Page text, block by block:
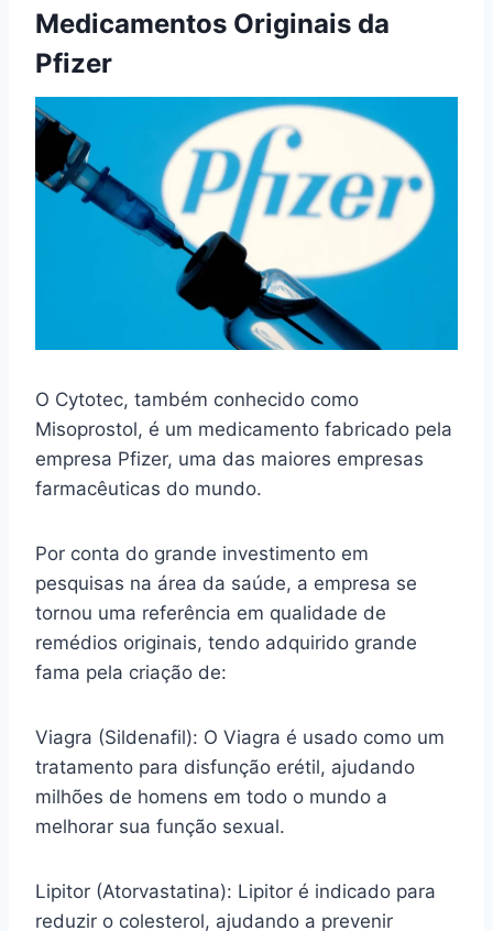
Medicamentos Originais da
Pfizer
O Cytotec, também conhecido como
Misoprostol, é um medicamento fabricado pela
empresa Pfizer, uma das maiores empresas
farmacêuticas do mundo.
Por conta do grande investimento em
pesquisas na área da saúde, a empresa se
tornou uma referência em qualidade de
remédios originais, tendo adquirido grande
fama pela criação de:
Viagra (Sildenafil): O Viagra é usado como um
tratamento para disfunção erétil, ajudando
milhões de homens em todo o mundo a
melhorar sua função sexual.
Lipitor (Atorvastatina): Lipitor é indicado para
reduzir o colesterol, ajudando a prevenir